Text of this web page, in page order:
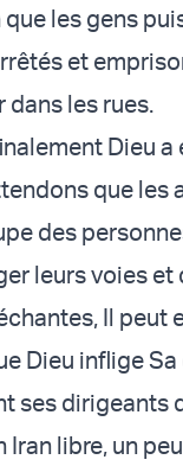
que les gens
et
dans les rues.
Dieu a
que les
des
leurs voies et
Il peut
Dieu inflige
ses dirigeants
libre, un